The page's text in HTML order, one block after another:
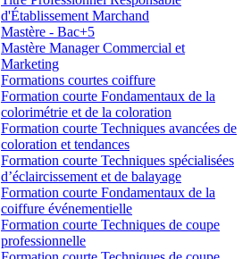
d'Établissement Marchand
Mastère - Bac+5
Mastère Manager Commercial et
Marketing
Formations courtes coiffure
Formation courte Fondamentaux de la
colorimétrie et de la coloration
Formation courte Techniques avancées de
coloration et tendances
Formation courte Techniques spécialisées
d’éclaircissement et de balayage
Formation courte Fondamentaux de la
coiffure événementielle
Formation courte Techniques de coupe
professionnelle